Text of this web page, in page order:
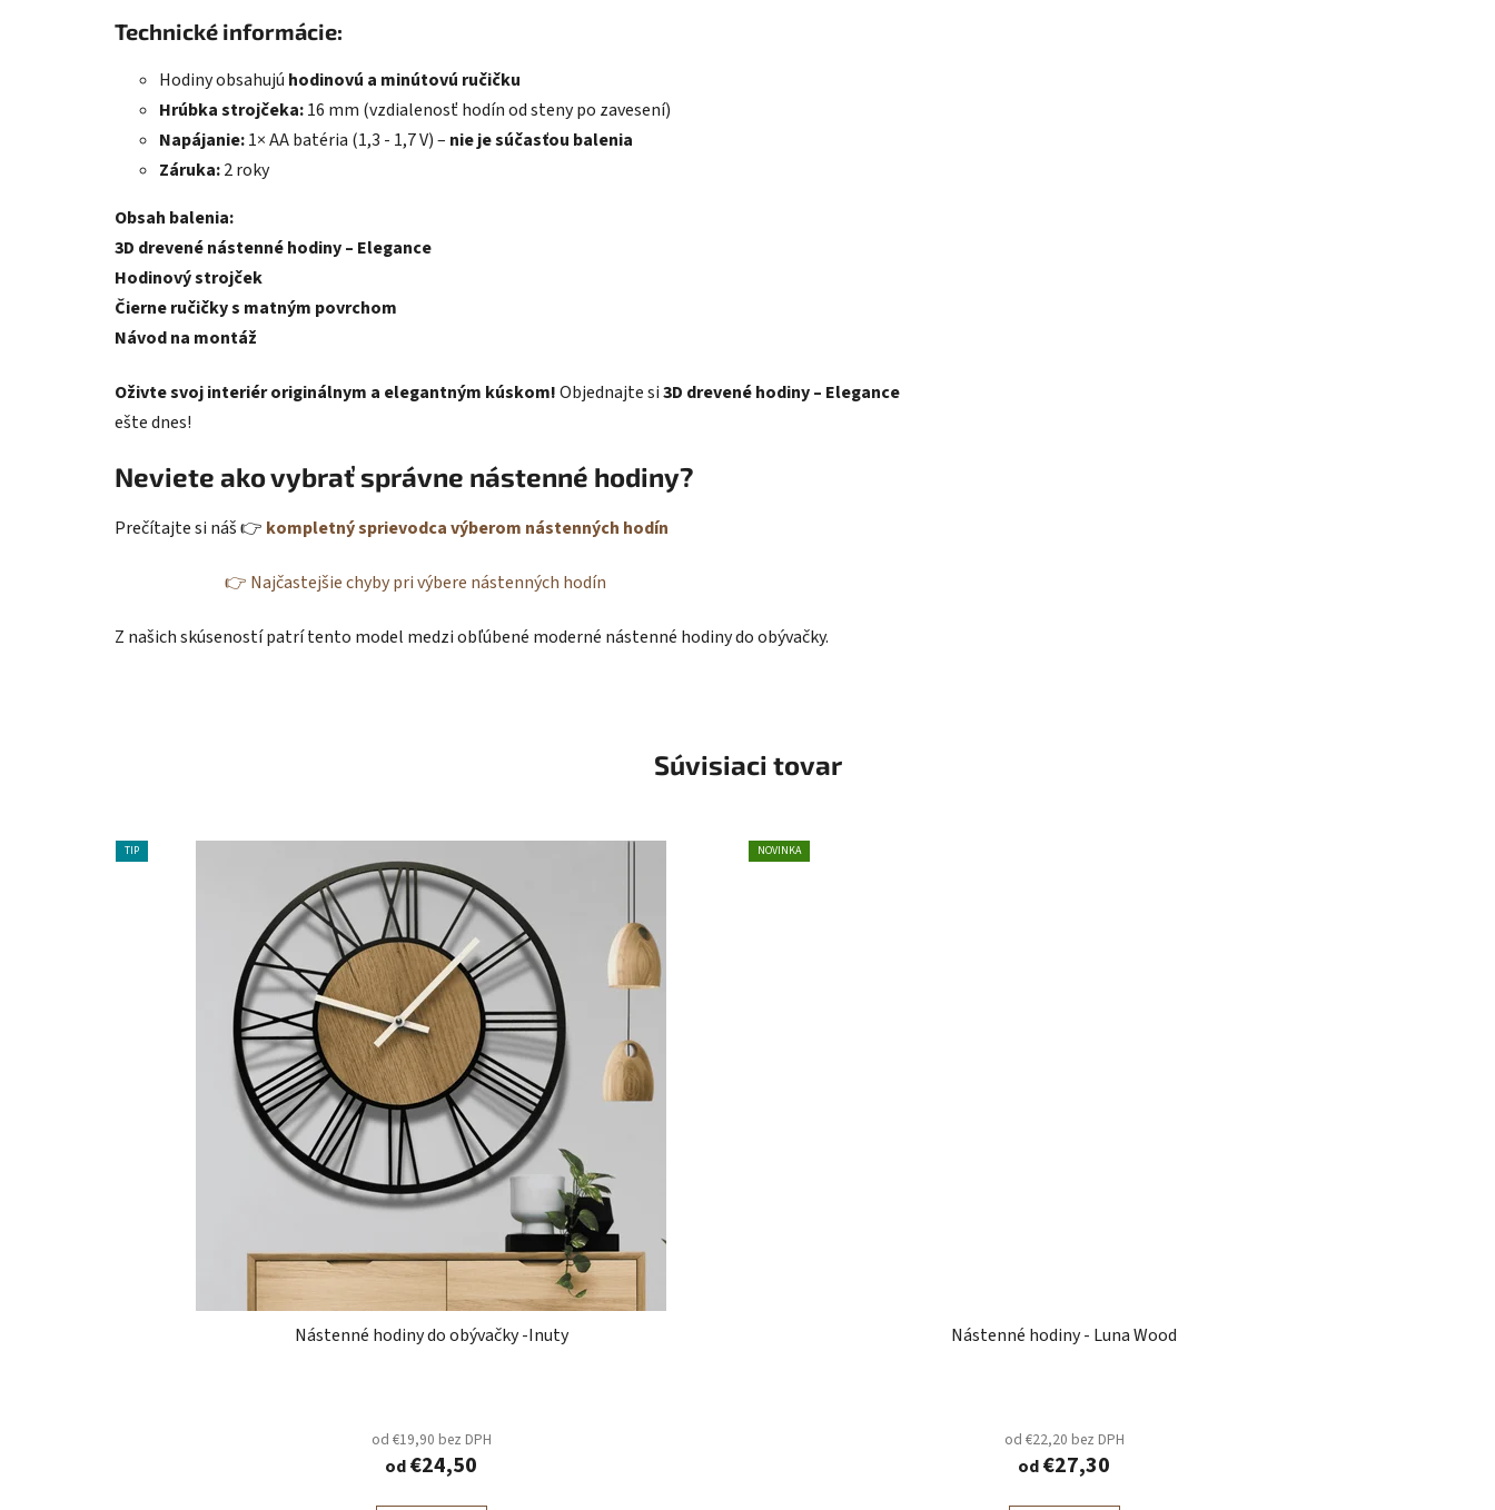
Technické informácie:
Hodiny obsahujú hodinovú a minútovú ručičku
Hrúbka strojčeka:16 mm (vzdialenosť hodín od steny po zavesení)
Napájanie:1× AA batéria (1,3 - 1,7 V) – nie je súčasťou balenia
Záruka:2 roky
Obsah balenia:
3D drevené nástenné hodiny – Elegance
Hodinový strojček
Čierne ručičky s matným povrchom
Návod na montáž
Oživte svoj interiér originálnym a elegantným kúskom!Objednajte si3D drevené hodiny – Elegance
ešte dnes!
Neviete ako vybrať správne nástenné hodiny?
Prečítajte si náš 👉 kompletný sprievodca výberom nástenných hodín
👉 Najčastejšie chyby pri výbere nástenných hodín
Z našich skúseností patrí tento model medzi obľúbené moderné nástenné hodiny do obývačky.
Súvisiaci tovar
TIP
Nástenné hodiny do obývačky -Inuty
od €19,90 bez DPH
od€24,50
NOVINKA
Nástenné hodiny - Luna Wood
od €22,20 bez DPH
od€27,30